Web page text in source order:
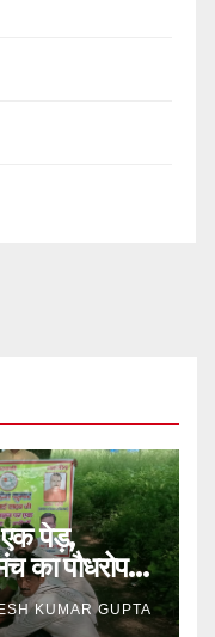
एक पेड़,
का पौधरोपण
KUMAR GUPTA